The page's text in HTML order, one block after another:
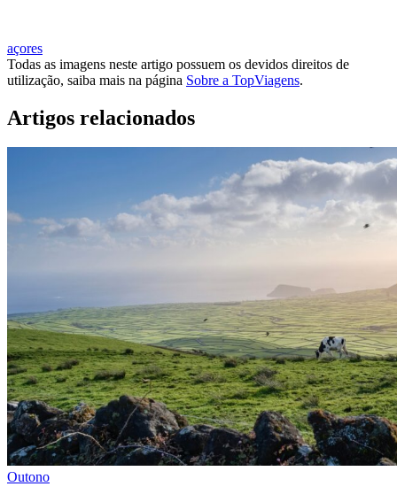
açores
Todas as imagens neste artigo possuem os devidos direitos de
utilização, saiba mais na página Sobre a TopViagens.
Artigos relacionados
Outono